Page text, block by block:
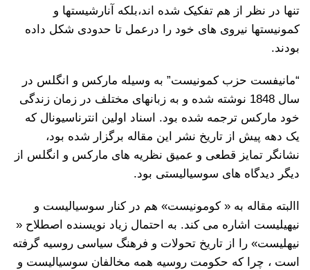
تنها در نظر از هم تفکیک شده اند،بلکه آنارشیستها و
کمونیستها نیروی های خود را درعمل تا حدودی شکل داده
بودند.
“مانیفست حزب کمونیست” به وسیله مارکس و انگلس در
سال 1848 نوشته شده و به زبانهای مختلف در زمان زندگی
خود مارکس ترجمه شده بود. اسناد اولین انترناسیونال که
یک دهه پیش از تاریخ نشر این مقاله برگزار شده بود،
نشانگر تمایز قطعی و عمیق نظریه های مارکس و انگلس از
دیگر دیدگاه های سوسیالیستی بود.
االبته مقاله به « کومونیست» هم در کنار سوسیالیست و
نیهیلیست اشاره می کند. به احتمال زیاد نویسنده اصطلاح «
نیهلیست» را از تاریخ تحولات و فرهنگ سیاسی روسیه گرفته
است ، چرا که حکومت روسیه همه مخالفان سوسیالیست و